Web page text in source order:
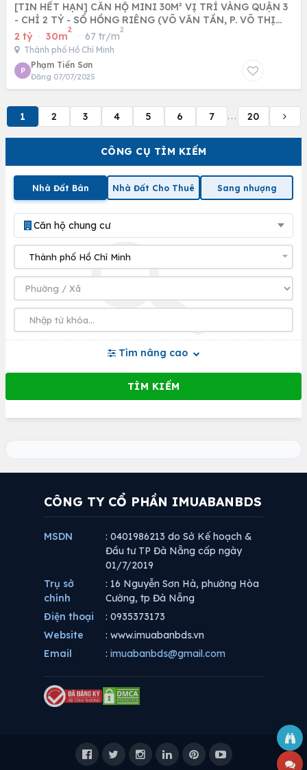
CÔNG CỤ TÌM KIẾM
Nhà Đất Bán Nhà Đất Cho Thuê Sang nhượng
Căn hộ chung cư
Tìm nâng cao
[TIN HẾT HẠN] CĂN HỘ MINI 30M² VỊ TRÍ VÀNG QUẬN 3
- CHỈ 2 TỶ - SỔ HỒNG RIÊNG (VÕ VĂN TẦN, P. VÕ THỊ
SÁU) - CƠ HỘI
2 tỷ · 30m
2
· 67 tr/m
2
Thành phố Hồ Chí Minh
P
Phạm Tiến Sơn
Đăng 07/07/2025
1 2 3 4 5 6 7 ... 20
CÔNG TY CỔ PHẦN IMUABANBDS
MSDN
: 0401986213 do Sở Kế hoạch &
Đầu tư TP Đà Nẵng cấp ngày
01/7/2019
Trụ sở
chính
: 16 Nguyễn Sơn Hà, phường Hòa
Cường, tp Đà Nẵng
Điện thoại
: 0935373173
Website
: www.imuabanbds.vn
Email
: imuabanbds@gmail.com